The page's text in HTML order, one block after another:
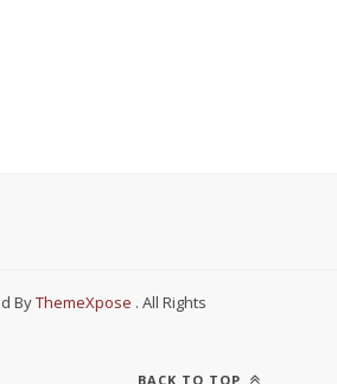
ByThemeXpose . All Rights
BACK TO TOP